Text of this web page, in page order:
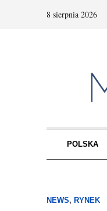
8 sierpnia 2026
POLSKA
NEWS, RYNEK